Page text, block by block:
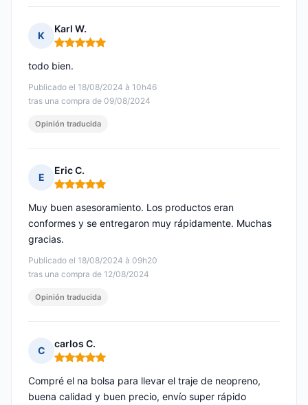
K
Karl W.
Nota: 5 de 5
Publicado el 18/08/2024 à 10h46
tras una compra de 09/08/2024
todo bien.
Opinión traducida
E
Eric C.
Nota: 5 de 5
Publicado el 18/08/2024 à 09h20
tras una compra de 12/08/2024
Muy buen asesoramiento. Los productos eran
conformes y se entregaron muy rápidamente. Muchas
gracias.
Opinión traducida
C
carlos C.
Nota: 5 de 5
Compré el na bolsa para llevar el traje de neopreno,
buena calidad y buen precio, envío super rápido